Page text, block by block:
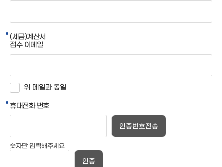
(세금)계산서
접수 이메일
위 메일과 동일
휴대전화 번호
인증번호전송
숫자만 입력해주세요
인증